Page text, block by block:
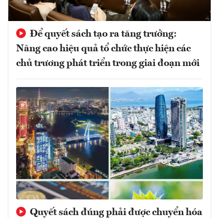
Để quyết sách tạo ra tăng trưởng:
Nâng cao hiệu quả tổ chức thực hiện các
chủ trương phát triển trong giai đoạn mới
Quyết sách đúng phải được chuyển hóa